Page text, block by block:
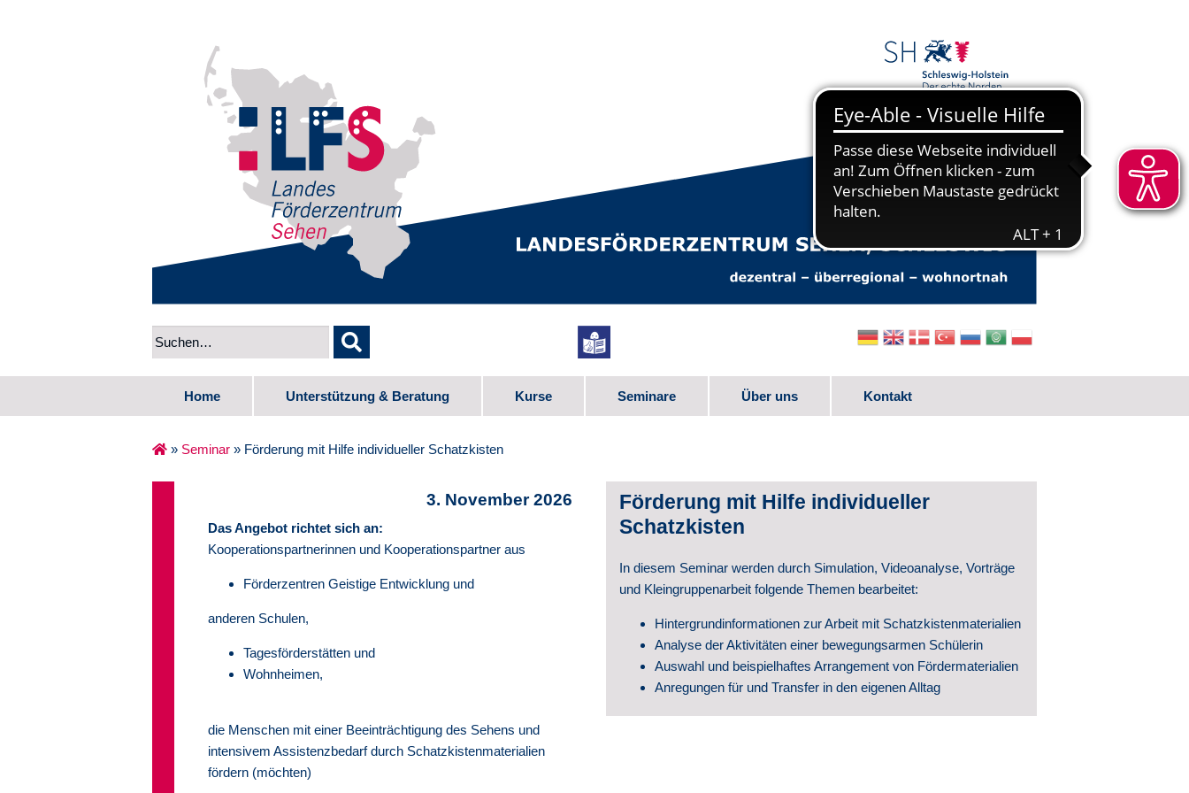
Home Unterstützung & Beratung
Schulalter
Übergang Schule Beruf
Erfahrungsberichte
Kurse Seminare Über uns
Downloads
Elternmitwirkung
Verein
Videos
Schul­entwicklung
Kontakt
» Seminar » Förderung mit Hilfe individueller Schatzkisten
3. November 2026
Das Angebot richtet sich an:
Kooperationspartnerinnen und Kooperationspartner aus
Förderzentren Geistige Entwicklung und
anderen Schulen,
Tagesförderstätten und
Wohnheimen,
die Menschen mit einer Beeinträchtigung des Sehens und
intensivem Assistenzbedarf durch Schatzkistenmaterialien
fördern (möchten)
Förderung mit Hilfe individueller
Schatzkisten
In diesem Seminar werden durch Simulation, Videoanalyse, Vorträge
und Kleingruppenarbeit folgende Themen bearbeitet:
Hintergrundinformationen zur Arbeit mit Schatzkistenmaterialien
Analyse der Aktivitäten einer bewegungsarmen Schülerin
Auswahl und beispielhaftes Arrangement von Fördermaterialien
Anregungen für und Transfer in den eigenen Alltag